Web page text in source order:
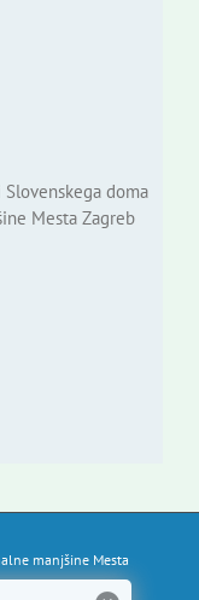
doma
Mesta Zagreb
manjšine Mesta